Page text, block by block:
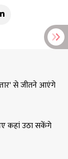
से जीतने आएंगे
कहां उठा सकेंगे